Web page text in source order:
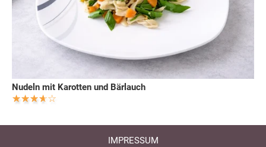
Nudeln mit Karotten und Bärlauch
IMPRESSUM